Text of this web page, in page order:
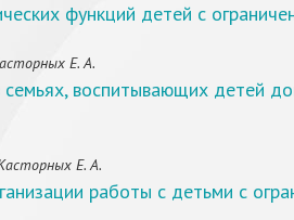
функций детей с
Е. А.
воспитывающих детей
Е. А.
работы с детьми с